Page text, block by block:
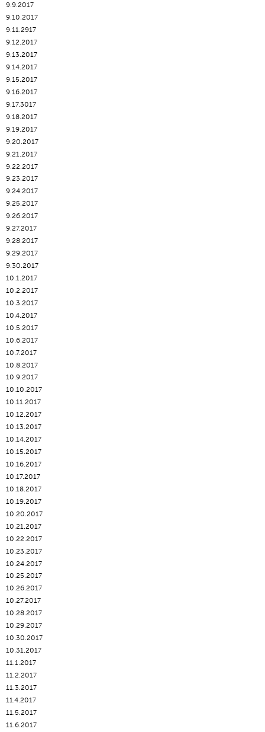
9.9.2017
9.10.2017
9.11.2917
9.12.2017
9.13.2017
9.14.2017
9.15.2017
9.16.2017
9.17.3017
9.18.2017
9.19.2017
9.20.2017
9.21.2017
9.22.2017
9.23.2017
9.24.2017
9.25.2017
9.26.2017
9.27.2017
9.28.2017
9.29.2017
9.30.2017
10.1.2017
10.2.2017
10.3.2017
10.4.2017
10.5.2017
10.6.2017
10.7.2017
10.8.2017
10.9.2017
10.10.2017
10.11.2017
10.12.2017
10.13.2017
10.14.2017
10.15.2017
10.16.2017
10.17.2017
10.18.2017
10.19.2017
10.20.2017
10.21.2017
10.22.2017
10.23.2017
10.24.2017
10.25.2017
10.26.2017
10.27.2017
10.28.2017
10.29.2017
10.30.2017
10.31.2017
11.1.2017
11.2.2017
11.3.2017
11.4.2017
11.5.2017
11.6.2017